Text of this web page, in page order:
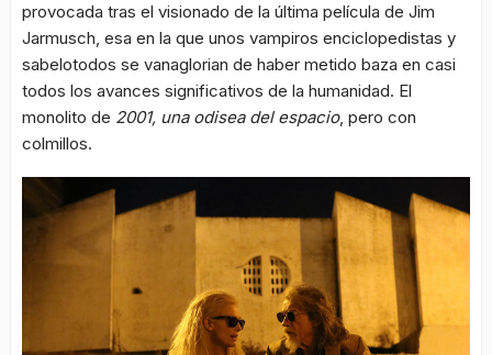
provocada tras el visionado de la última película de Jim
Jarmusch, esa en la que unos vampiros enciclopedistas y
sabelotodos se vanaglorian de haber metido baza en casi
todos los avances significativos de la humanidad. El
monolito de 2001, una odisea del espacio, pero con
colmillos.